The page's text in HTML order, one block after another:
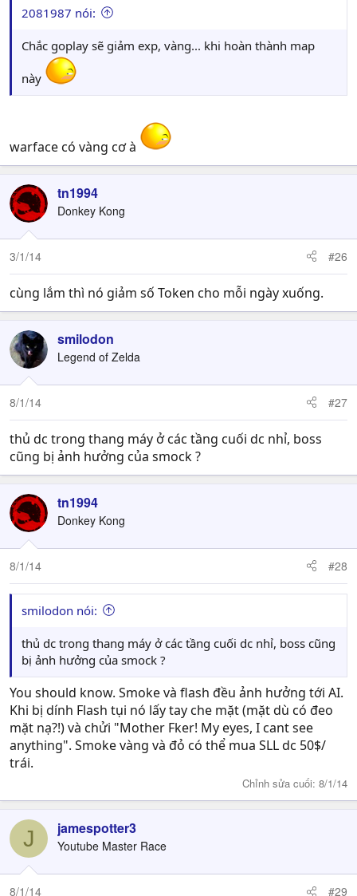
2081987 nói:
Chắc goplay sẽ giảm exp, vàng... khi hoàn thành map
này
warface có vàng cơ à
tn1994
Donkey Kong
3/1/14 #26
cùng lắm thì nó giảm số Token cho mỗi ngày xuống.
smilodon
Legend of Zelda
8/1/14 #27
thủ dc trong thang máy ở các tầng cuối dc nhỉ, boss
cũng bị ảnh hưởng của smock ?
tn1994
Donkey Kong
8/1/14 #28
smilodon nói:
thủ dc trong thang máy ở các tầng cuối dc nhỉ, boss cũng
bị ảnh hưởng của smock ?
You should know. Smoke và flash đều ảnh hưởng tới AI.
Khi bị dính Flash tụi nó lấy tay che mặt (mặt dù có đeo
mặt nạ?!) và chửi "Mother Fker! My eyes, I cant see
anything". Smoke vàng và đỏ có thể mua SLL dc 50$/
trái.
Chỉnh sửa cuối: 8/1/14
J jamespotter3
Youtube Master Race
8/1/14 #29